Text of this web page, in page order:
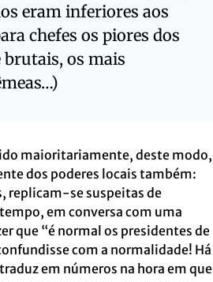
eram inferiores aos
chefes os piores dos
brutais, os mais
maioritariamente, deste modo,
dos poderes locais também:
replicam-se suspeitas de
em conversa com uma
que “é normal os presidentes de
com a normalidade! Há
em números na hora em que